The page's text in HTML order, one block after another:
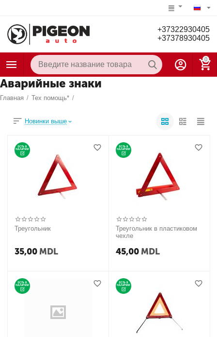
+37322930405
+37378930405
0
Аварийные знаки
Главная / Тех помощь* /
Новинки выше
Треугольник
35,00 MDL
Треугольник в пластиковом
чехле
45,00 MDL